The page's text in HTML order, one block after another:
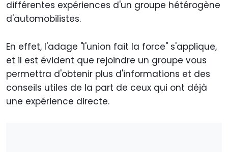
différentes expériences d'un groupe hétérogène
d'automobilistes.
En effet, l'adage "l'union fait la force" s'applique,
et il est évident que rejoindre un groupe vous
permettra d'obtenir plus d'informations et des
conseils utiles de la part de ceux qui ont déjà
une expérience directe.